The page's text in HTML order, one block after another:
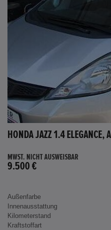
MWST. NICHT AUSWEISBAR
9.500 €
Außenfarbe
Innenausstattung
Kilometerstand
Kraftstoffart